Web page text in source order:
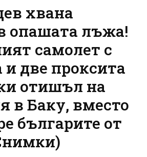
хвана
опашата лъжа!
самолет с
и две проксита
отишъл на
в Баку, вместо
българите от